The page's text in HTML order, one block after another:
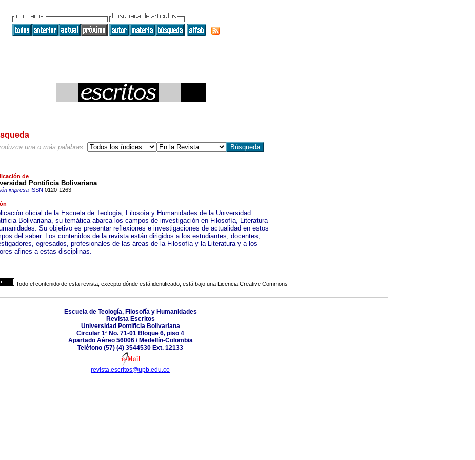
de
Pontificia Bolivariana
impresaISSN 0120-1263
oficial de la Escuela de Teología, Filosoía y Humanidades de la Universidad
Bolivariana, su temática abarca los campos de investigación en Filosofía, Literatura
Su objetivo es presentar reflexiones e investigaciones de actualidad en estos
del saber. Los contenidos de la revista están dirigidos a los estudiantes, docentes,
egresados, profesionales de las áreas de la Filosofía y la Literatura y a los
afines a estas disciplinas.
Todo el contenido de esta revista, excepto dónde está identificado, está bajo una Licencia Creative Commons
Escuela de Teología, Filosofía y Humanidades
Revista Escritos
Universidad Pontificia Bolivariana
Circular 1ª No. 71-01 Bloque 6, piso 4
Apartado Aéreo 56006 / Medellín-Colombia
Teléfono (57) (4) 3544530 Ext. 12133
revista.escritos@upb.edu.co